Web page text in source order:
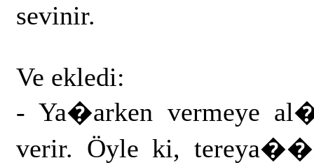
sevinir.
Ve ekledi:
- Ya�arken vermeye
verir. Öyle ki,